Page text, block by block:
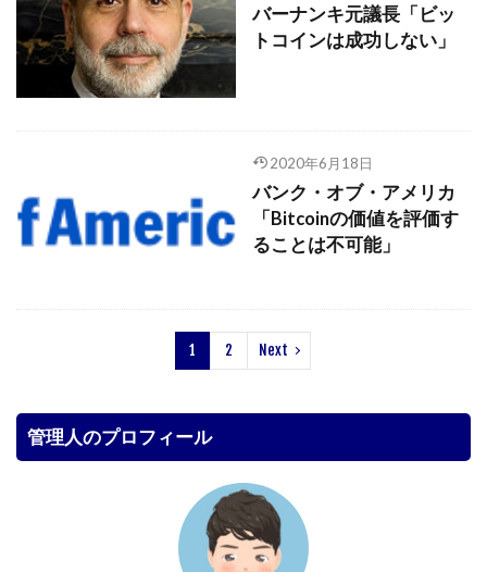
バーナンキ元議長「ビッ
トコインは成功しない」
2020年6月18日
バンク・オブ・アメリカ
「Bitcoinの価値を評価す
ることは不可能」
1 2 Next
管理人のプロフィール